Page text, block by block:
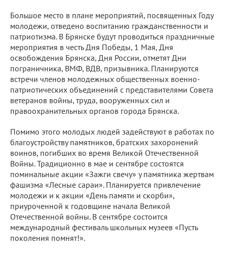
Большое место в плане мероприятий, посвященных Году
молодежи, отведено воспитанию гражданственности и
патриотизма. В Брянске будут проводиться праздничные
мероприятия в честь Дня Победы, 1 Мая, Дня
освобождения Брянска, Дня России, отметят Дни
пограничника, ВМФ, ВДВ, призывника. Планируются
встречи членов молодежных общественных военно-
патриотических объединений с представителями Совета
ветеранов войны, труда, вооруженных сил и
правоохранительных органов города Брянска.
Помимо этого молодых людей задействуют в работах по
благоустройству памятников, братских захоронений
воинов, погибших во время Великой Отечественной
Войны. Традиционно в мае и сентябре состоятся
поминальные акции «Зажги свечу» у памятника жертвам
фашизма «Лесные сараи». Планируется привлечение
молодежи и к акции «День памяти и скорби»,
приуроченной к годовщине начала Великой
Отечественной войны. В сентябре состоится
международный фестиваль школьных музеев «Пусть
поколения помнят!».